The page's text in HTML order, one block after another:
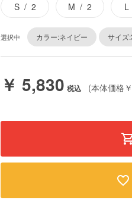
S 2 M 2 L
選択中 カラー:ネイビー サイズ
￥ 5,830 (本体価格